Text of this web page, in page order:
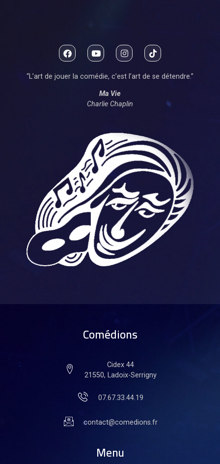
Comédions
Cidex 44
21550, Ladoix-Serrigny
07.67.33.44.19
contact@comedions.fr
Menu
“L’art de jouer la comédie, c’est l’art de se détendre.”
Ma Vie
Charlie Chaplin